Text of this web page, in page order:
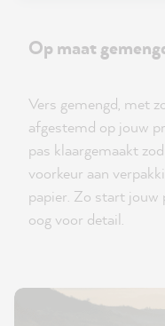
Op maat
Vers gemengd, met
afgestemd op jouw
pas klaargemaakt
voorkeur aan
papier. Zo start jouw
oog voor detail.